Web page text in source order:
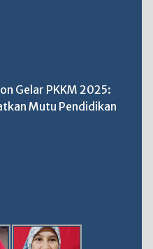
Gelar PKKM 2025:
Mutu Pendidikan
dengan Khidmat